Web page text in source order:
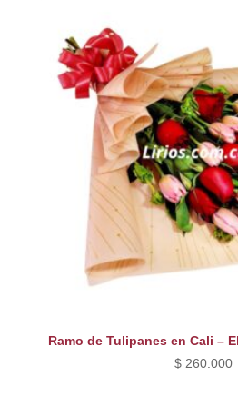
Ramo de Tulipanes en Cali –
$260.000